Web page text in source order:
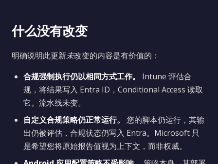
什么没有改变
明确说明此更新未改变的内容是有价值的：
合规强制执行仍以相同方式工作。
Intune 评估合
规，将结果写入 Entra ID，Conditional Access 读取
它。流水线未变。
自定义合规策略仍正常运行。
您的脚本仍运行，其输
出仍被评估，合规状态仍写入 Entra。Microsoft 只
是希望您将原始报告值视为上下文，而非权威。